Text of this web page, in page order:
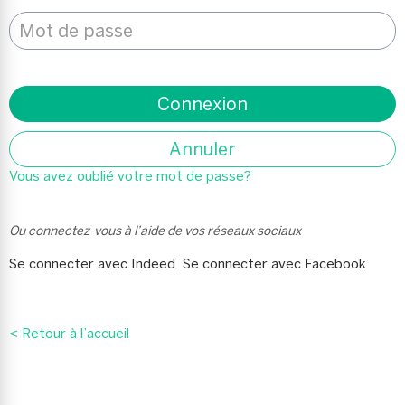
Mot de passe
Connexion
Annuler
Vous avez oublié votre mot de passe?
Ou connectez-vous à l’aide de vos réseaux sociaux
Se connecter avec Indeed Se connecter avec Facebook
< Retour à l’accueil